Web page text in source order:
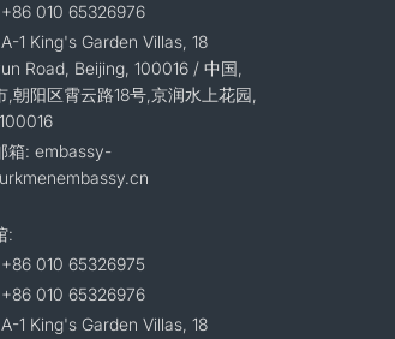
010 65326976
1 King's Garden Villas, 18
Road, Beijing, 100016 / 中国,
,朝阳区霄云路18号,京润水上花园,
箱: embassy-
:
010 65326975
010 65326976
1 King's Garden Villas, 18